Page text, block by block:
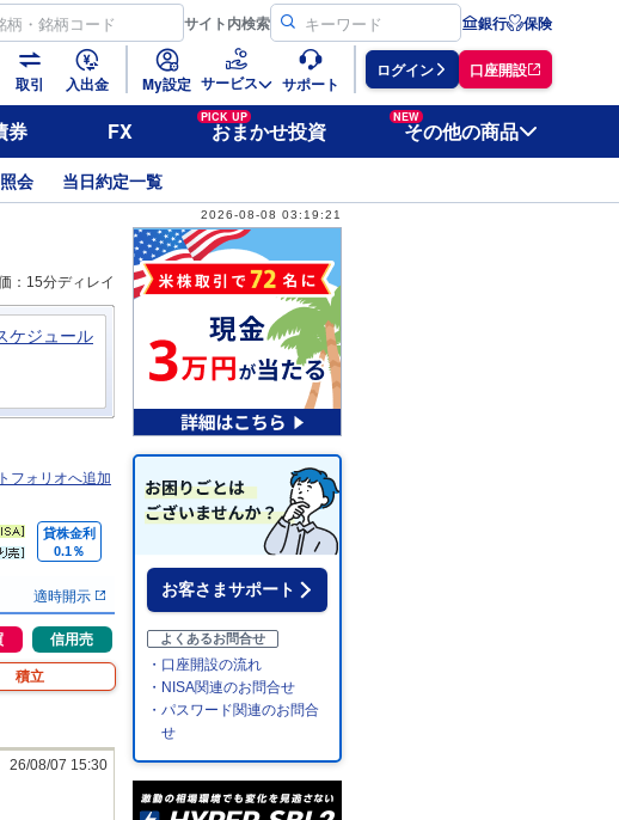
サイト内検索 銀行 保険
取引 入出金 My設定 サービス サポート
ログイン 口座開設
券 FX
PICK UP
おまかせ投資
NEW
その他の商品
会 当日約定一覧
2026-08-08 03:19:21
：15分ディレイ
ケジュール
フォリオへ追加
貸株金利
0.1％
適時開示
信用売
積立
26/08/07 15:30
お客さまサポート
よくあるお問合せ
・口座開設の流れ
・NISA関連のお問合せ
・パスワード関連のお問合
せ